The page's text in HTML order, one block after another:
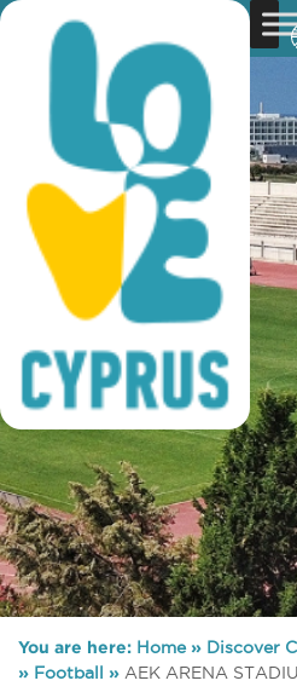
treningi piłki
You are here: Home» Discover
» Football » AEK ARENA